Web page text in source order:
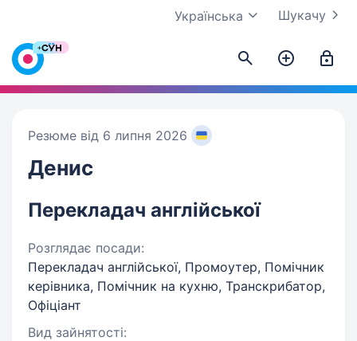
Шукачу
Українська
Резюме від 6 липня 2026
Денис
Перекладач англійської
Розглядає посади:
Перекладач англійської, Промоутер, Помічник
керівника, Помічник на кухню, Транскрибатор,
Офіціант
Вид зайнятості: